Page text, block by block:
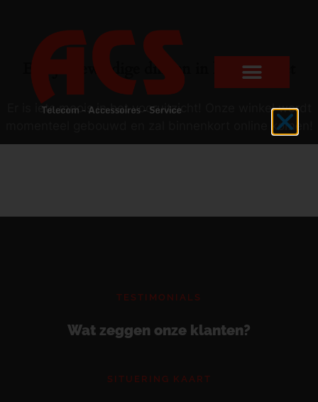
Er zijn geweldige dingen in het verschiet
Er is iets moois in het vooruitzicht! Onze winkel wordt
momenteel gebouwd en zal binnenkort online komen!
TESTIMONIALS
Wat zeggen onze klanten?
SITUERING KAART